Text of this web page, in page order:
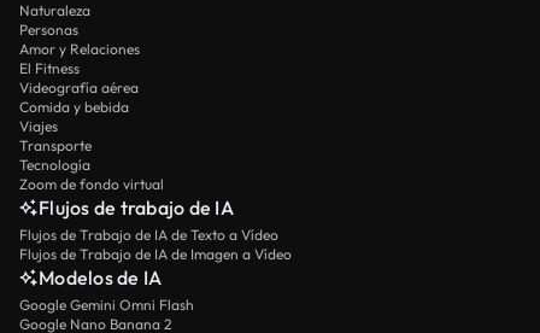
Naturaleza
Personas
Amor y Relaciones
El Fitness
Videografía aérea
Comida y bebida
Viajes
Transporte
Tecnología
Zoom de fondo virtual
Flujos de trabajo de IA
Flujos de Trabajo de IA de Texto a Vídeo
Flujos de Trabajo de IA de Imagen a Vídeo
Modelos de IA
Google Gemini Omni Flash
Google Nano Banana 2